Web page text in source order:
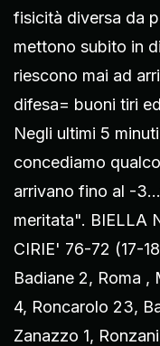
fisicità diversa da
mettono subito in
riescono mai ad
difesa= buoni tiri
Negli ultimi 5
concediamo
arrivano fino al -
meritata". BIELLA
CIRIE' 76-72 (17-
Badiane 2, Roma ,
4, Roncarolo 23,
Zanazzo 1,